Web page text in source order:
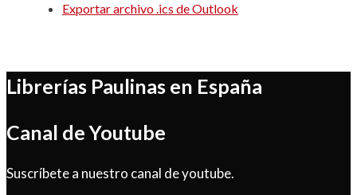
Exportar archivo .ics de Outlook
Librerías Paulinas en España
Canal de Youtube
Suscríbete a nuestro canal de youtube.